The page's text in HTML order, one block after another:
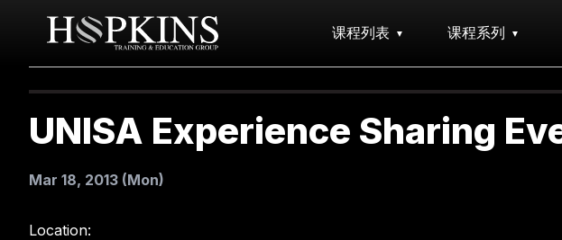
课程列表 课程系列
UNISA Experience Sharing
Mar 18, 2013 (Mon)
Location: